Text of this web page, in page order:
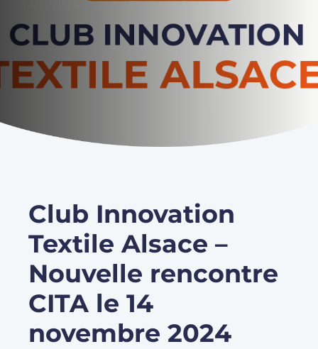
Club Innovation
Textile Alsace –
Nouvelle rencontre
CITA le 14
novembre 2024